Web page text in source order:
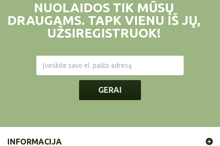
NUOLAIDOS TIK MŪSŲ
DRAUGAMS. TAPK VIENU IŠ JŲ,
UŽSIREGISTRUOK!
GERAI
INFORMACIJA